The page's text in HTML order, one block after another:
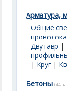
Арматура,
Общие
Двутавр |
| Круг |
Бетоны (44